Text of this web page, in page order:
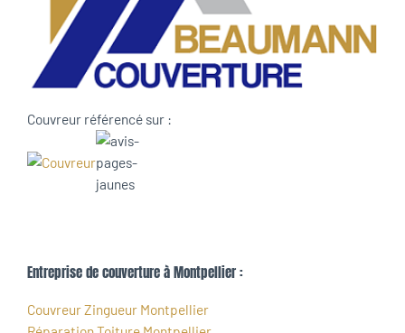
Couvreur référencé sur :
Entreprise de couverture à Montpellier :
Couvreur Zingueur Montpellier